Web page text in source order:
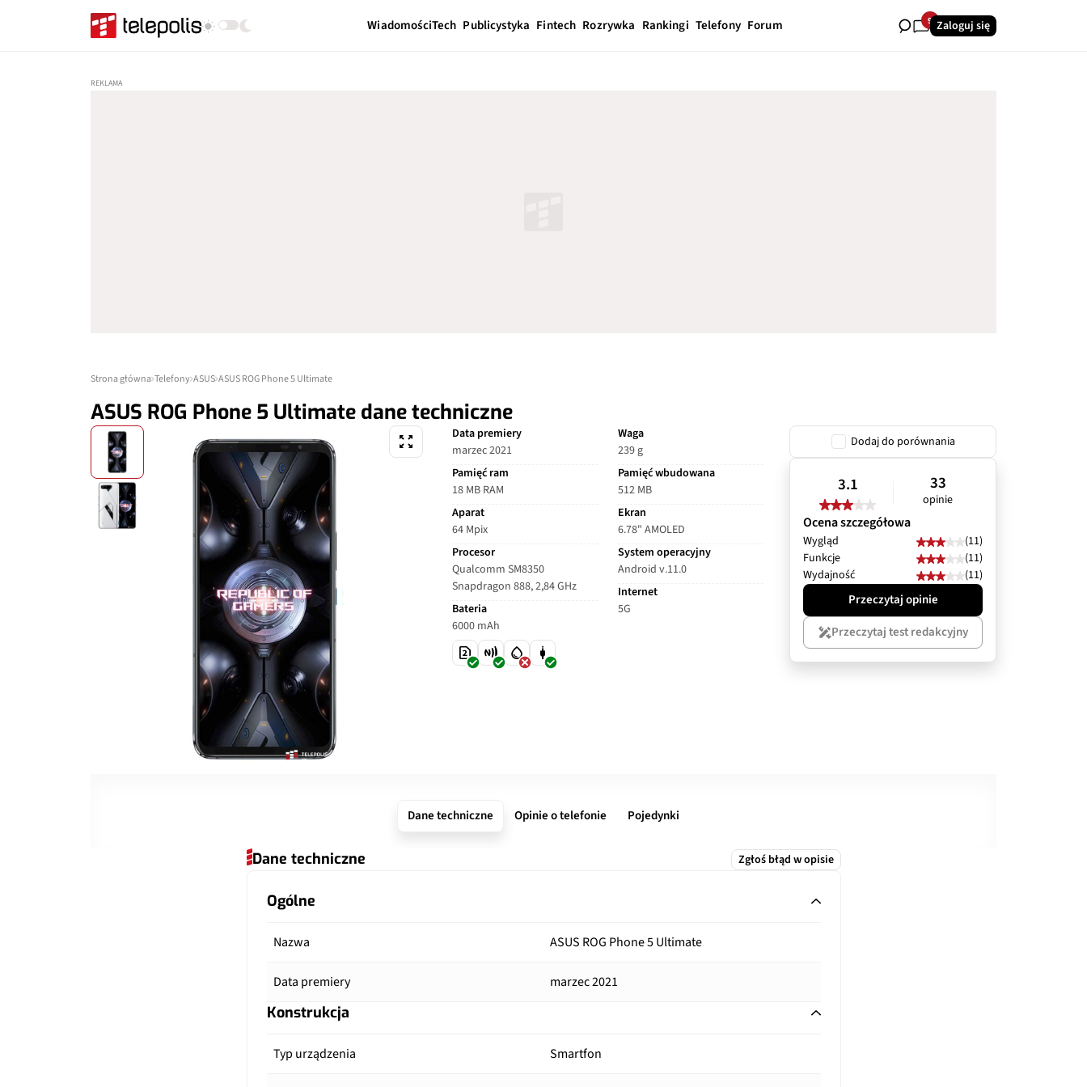
WiadomościTech Publicystyka Fintech Rozrywka Rankingi Telefony Forum 9 Zaloguj się
Strona główna Telefony ASUS ASUS ROG Phone 5 Ultimate
ASUS ROG Phone 5 Ultimate dane techniczne
Data premiery
marzec 2021
Pamięć ram
18 MB RAM
Aparat
64 Mpix
Procesor
Qualcomm SM8350
Snapdragon 888, 2,84 GHz
Bateria
6000 mAh
Waga
239 g
Pamięć wbudowana
512 MB
Ekran
6.78" AMOLED
System operacyjny
Android v.11.0
Internet
5G
Dodaj do porównania
3.1 33
opinie
Ocena szczegółowa
Wygląd
(11)
Funkcje
(11)
Wydajność
(11)
Przeczytaj opinie
Przeczytaj test redakcyjny
Dane techniczne Opinie o telefonie Pojedynki
Dane techniczne Zgłoś błąd w opisie
Ogólne
Nazwa ASUS ROG Phone 5 Ultimate
Data premiery marzec 2021
Konstrukcja
Typ urządzenia Smartfon